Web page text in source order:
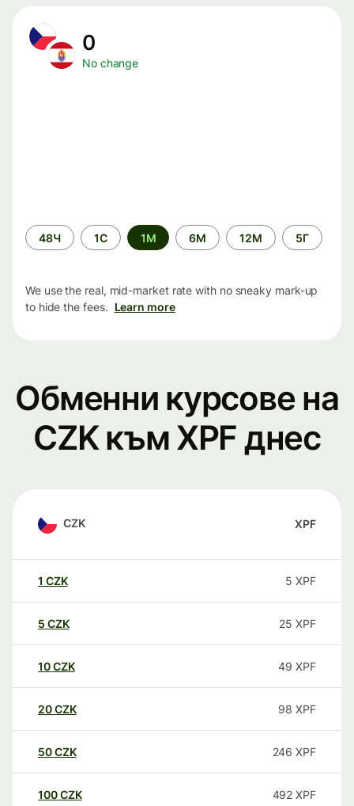
0
No change
Time
period
48Ч 1С 1М 6М 12М 5Г
We use the real, mid-market rate with no sneaky mark-up
to hide the fees. Learn more
Обменни курсове на
CZK към XPF днес
CZK XPF
1 CZK 5 XPF
5 CZK 25 XPF
10CZK 49 XPF
20CZK 98 XPF
50CZK 246 XPF
100CZK 492 XPF